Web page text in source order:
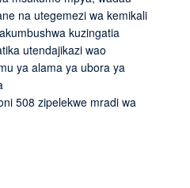
na utegemezi wa kemikali
kuzingatia
utendajikazi wao
ya alama ya ubora ya
508 zipelekwe mradi wa